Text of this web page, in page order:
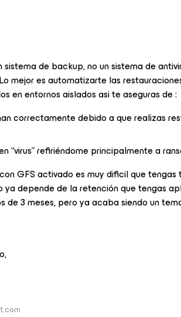
sistema de backup, no un sistema de
mejor es automatizarte las
en entornos aislados asi te aseguras de :
correctamente debido a que realizas
“virus” refiriéndome principalmente a
GFS activado es muy dificil que
ya depende de la retención que tengas
de 3 meses, pero ya acaba siendo un